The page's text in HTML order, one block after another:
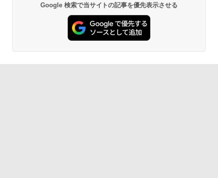
Google 検索で当サイトの記事を優先表示させる